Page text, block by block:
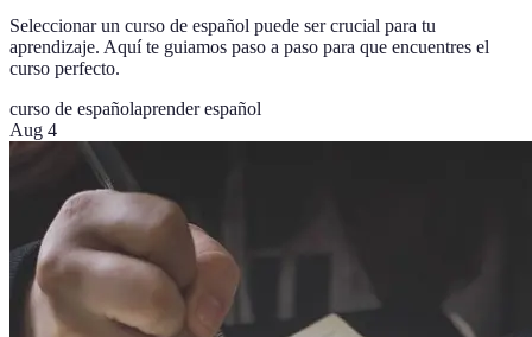
Seleccionar un curso de español puede ser crucial para tu
aprendizaje. Aquí te guiamos paso a paso para que encuentres el
curso perfecto.
curso de españolaprender español
Aug 4